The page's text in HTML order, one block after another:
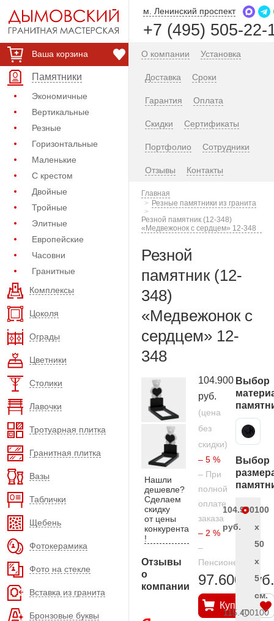
Ваша корзина
Памятники
Экономичные
Вертикальные
Резные
Горизонтальные
Маленькие
С крестом
Двойные
Тройные
Элитные
Европейские
Часовни
Гранитные
Комплексы
Цоколя
Ограды
Цветники
Столики
Лавочки
Тротуарная плитка
Гранитная плитка
Вазы
Таблички
Щебень
Фотокерамика
Фото на стекле
Вставка из гранита
Бронзовые буквы
м. Ленинский проспект
+7 (495) 505-22-
О компании Установка
Доставка Сроки
Гарантия Оплата
Скидки Сертификаты
Портфолио Сотрудники
Отзывы Контакты
Главная
Резные памятники из гранита
Резной памятник (12-348)
«Медвежонок с сердцем» 12-348
Резной
памятник (12-
348)
«Медвежонок с
сердцем» 12-
348
Нашли
дешевле?
Сделаем
скидку
от цены
конкурента
!
Отзывы
о
компании
104.900
руб.
(цена
без
скидки)
– 5 %
– При
полной
оплате
заказа
– 2 %
–
Пенсионерам
97.600 руб.
Купить
Выбор
Карельский гранит
Выбор
104.900
руб.
100
x
50
x
5
см.
115.400100